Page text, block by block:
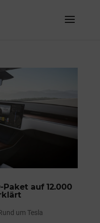
auf 12.000
um Tesla